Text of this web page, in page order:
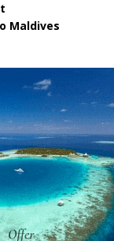
Maldives